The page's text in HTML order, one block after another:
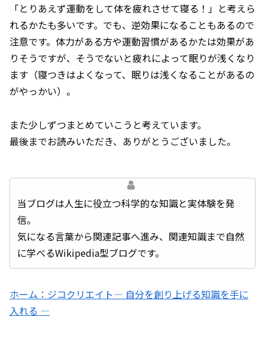
「とりあえず運動をして体を疲れさせて寝る！」と考えら
れるかたも多いです。でも、逆効果になることもあるので
注意です。体力がある方や運動習慣があるかたは効果があ
りそうですが、そうでないと疲れによって眠りが浅くなり
ます（寝つきはよくなって、眠りは浅くなることがあるの
がやっかい）。
また少しずつまとめていこうと考えています。
最後までお読みいただき、ありがとうございました。
当ブログは人生に役立つ科学的な知識と実体験を発
信。
気になる言葉から関連記事へ進み、関連知識まで自然
に学べるWikipedia型ブログです。
ホーム：ジコクリエイト― 自分を創り上げる知識を手に
入れる ―